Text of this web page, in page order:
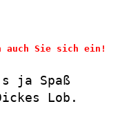
auch Sie sich ein!
ja Spaß
Lob.